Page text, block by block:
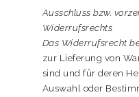
Ausschluss bzw.
Widerrufsrechts
Das Widerrufsrecht
zur Lieferung von
sind und für deren
Auswahl oder